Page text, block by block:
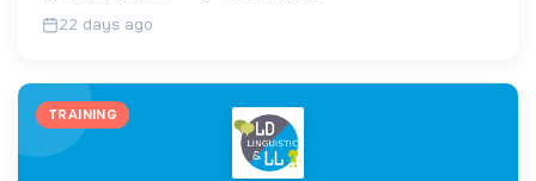
22 days ago
TRAINING